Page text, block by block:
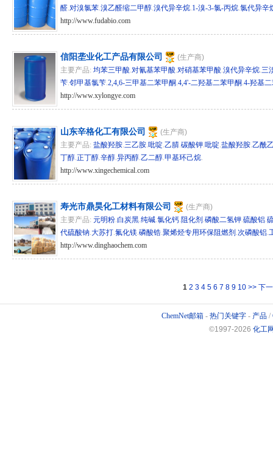
醛.对溴氯苯.溴乙醛缩二甲醇.溴代异辛烷.1-溴-3-氯-丙烷.氯代异辛
http://www.fudabio.com
信阳垄业化工产品有限公司
(生产商)
主要产品: 均苯三甲酸.对氰基苯甲酸.对硝基苯甲酸.溴代异辛烷.三
苄.邻甲基氯苄.2,4,6-三甲基二苯甲酮.4,4'-二羟基二苯甲酮.4-羟基
http://www.xylongye.com
山东辛格化工有限公司
(生产商)
主要产品: 盐酸羟胺.三乙胺.吡啶.乙腈.碳酸钾.吡啶.盐酸羟胺.乙酰
丁醇.正丁醇.辛醇.异丙醇.乙二醇.甲基环己烷.
http://www.xingechemical.com
寿光市鼎昊化工材料有限公司
(生产商)
主要产品: 元明粉.白炭黑.纯碱.氯化钙.阻化剂 .磷酸二氢钾.硫酸铝.
代硫酸钠.大苏打.氟化镁.磷酸锆.聚烯烃专用环保阻燃剂 .次磷酸铝.
http://www.dinghaochem.com
1 2 3 4 5 6 7 8 9 10 >> 下
ChemNet邮箱 - 热门关键字 - 产品 /
©1997-2026 化工